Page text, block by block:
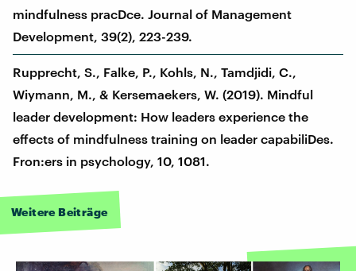
mindfulness pracDce. Journal of Management
Development, 39(2), 223-239.
Rupprecht, S., Falke, P., Kohls, N., Tamdjidi, C.,
Wiymann, M., & Kersemaekers, W. (2019). Mindful
leader development: How leaders experience the
effects of mindfulness training on leader capabiliDes.
Fron:ers in psychology, 10, 1081.
Weitere Beiträge